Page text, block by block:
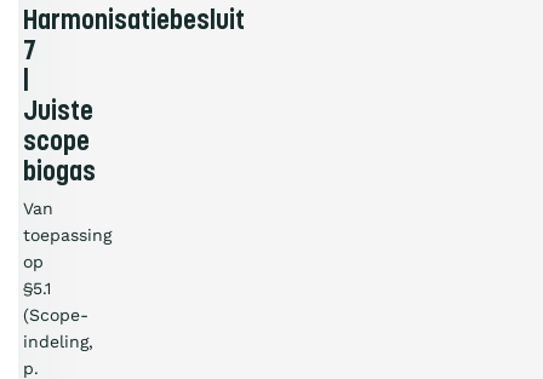
Harmonisatiebesluit
7
Juiste
scope
biogas
Van
toepassing
op
§5.1
(Scope-
indeling,
p.